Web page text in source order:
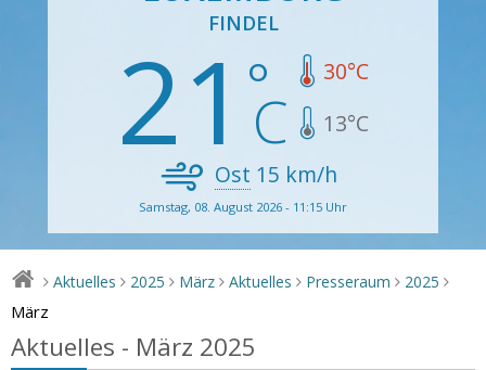
FINDEL
21 30°C
13°C
Ost 15 km/h
Samstag, 08. August 2026 - 11:15 Uhr
> Aktuelles > 2025 > März > Aktuelles > Presseraum > 2025 >
März
Aktuelles - März 2025